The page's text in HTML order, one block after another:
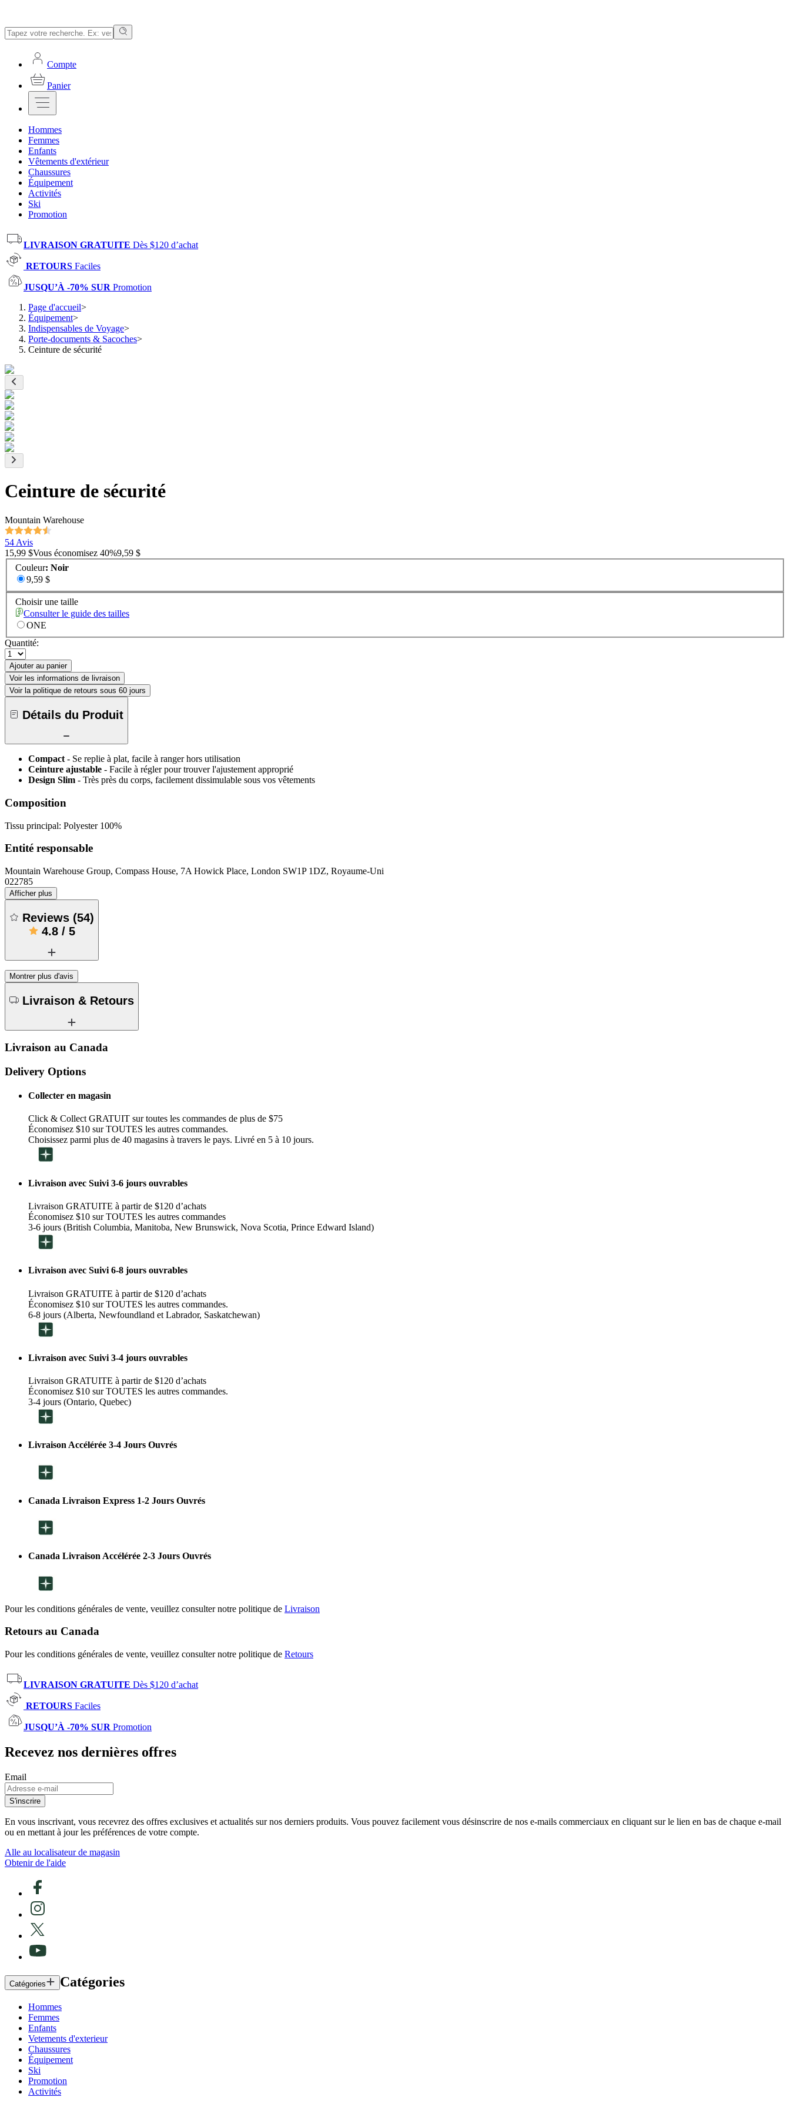
Compte
Panier
Hommes
Femmes
Enfants
Vêtements d'extérieur
Chaussures
Équipement
Activités
Ski
Promotion
LIVRAISON GRATUITE Dès $120 d’achat
RETOURS Faciles
JUSQU’À -70% SUR Promotion
Page d'accueil>
Équipement>
Indispensables de Voyage>
Porte-documents & Sacoches>
Ceinture de sécurité
Ceinture de sécurité
Mountain Warehouse
54 Avis
15,99 $Vous économisez 40%9,59 $
Couleur: Noir
9,59 $
Choisir une taille
Consulter le guide des tailles
ONE
Quantité:
Ajouter au panier
Voir les informations de livraison
Voir la politique de retours sous 60 jours
Détails du Produit
Compact - Se replie à plat, facile à ranger hors utilisation
Ceinture ajustable - Facile à régler pour trouver l'ajustement approprié
Design Slim - Très près du corps, facilement dissimulable sous vos vêtements
Composition
Tissu principal: Polyester 100%
Entité responsable
Mountain Warehouse Group, Compass House, 7A Howick Place, London SW1P 1DZ, Royaume-Uni
022785
Afficher plus
Reviews (54)
4.8/ 5
Montrer plus d'avis
Livraison & Retours
Livraison au Canada
Delivery Options
Collecter en magasin
Click & Collect GRATUIT sur toutes les commandes de plus de $75
Économisez $10 sur TOUTES les autres commandes.
Choisissez parmi plus de 40 magasins à travers le pays. Livré en 5 à 10 jours.
Livraison avec Suivi 3-6 jours ouvrables
Livraison GRATUITE à partir de $120 d’achats
Économisez $10 sur TOUTES les autres commandes
3-6 jours (British Columbia, Manitoba, New Brunswick, Nova Scotia, Prince Edward Island)
Livraison avec Suivi 6-8 jours ouvrables
Livraison GRATUITE à partir de $120 d’achats
Économisez $10 sur TOUTES les autres commandes.
6-8 jours (Alberta, Newfoundland et Labrador, Saskatchewan)
Livraison avec Suivi 3-4 jours ouvrables
Livraison GRATUITE à partir de $120 d’achats
Économisez $10 sur TOUTES les autres commandes.
3-4 jours (Ontario, Quebec)
Livraison Accélérée 3-4 Jours Ouvrés
Canada Livraison Express 1-2 Jours Ouvrés
Canada Livraison Accélérée 2-3 Jours Ouvrés
Pour les conditions générales de vente, veuillez consulter notre politique de Livraison
Retours au Canada
Pour les conditions générales de vente, veuillez consulter notre politique de Retours
LIVRAISON GRATUITE Dès $120 d’achat
RETOURS Faciles
JUSQU’À -70% SUR Promotion
Recevez nos dernières offres
Email
S'inscrire
En vous inscrivant, vous recevrez des offres exclusives et actualités sur nos derniers produits. Vous pouvez facilement vous désinscrire de nos e-mails commerciaux en cliquant sur le lien en bas de chaque e-mail
ou en mettant à jour les préférences de votre compte.
Alle au localisateur de magasin
Obtenir de l'aide
Catégories Catégories
Hommes
Femmes
Enfants
Vetements d'exterieur
Chaussures
Équipement
Ski
Promotion
Activités